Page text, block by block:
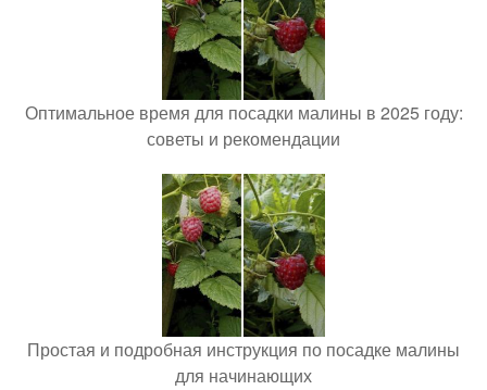
Оптимальное время для посадки малины в 2025 году:
советы и рекомендации
Простая и подробная инструкция по посадке малины
для начинающих